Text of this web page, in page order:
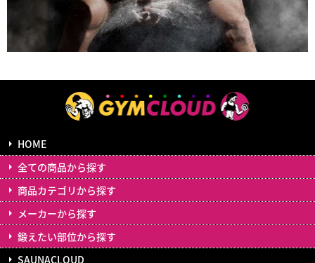
HOME
全ての商品から探す
商品カテゴリから探す
メーカーから探す
鍛えたい部位から探す
SAUNACLOUD